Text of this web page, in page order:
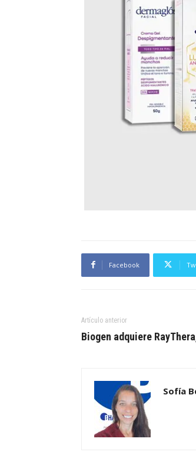
Facebook
Artículo anterior
Biogen adquiere
Sofía